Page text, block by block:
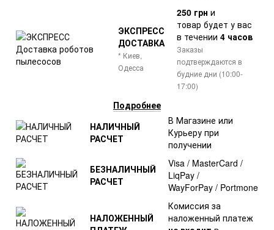
ЭКСПРЕСС
ДОСТАВКА
* Киев,
Одесса
250 грн и
товар будет у вас
в течении 4 часов
Заказы
подтверждаются в
будние дни (10:00-
17:00)
Подробнее
НАЛИЧНЫЙ
РАСЧЕТ
В Магазине или
Курьеру при
получении
БЕЗНАЛИЧНЫЙ
РАСЧЕТ
Visa / MasterCard /
LiqPay /
WayForPay / Portmone
НАЛОЖЕННЫЙ
Комиссия за
наложенный платеж